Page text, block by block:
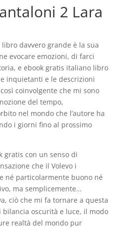
2 Lara
davvero grande è la sua
evocare emozioni, di farci
e ebook gratis italiano libro
inquietanti e le descrizioni
coinvolgente che mi sono
del tempo,
nel mondo che l’autore ha
i giorni fino al prossimo
gratis con un senso di
che il Volevo i
né particolarmente buono né
ma semplicemente…
ciò che mi fa tornare a questa
oscurità e luce, il modo
realtà del mondo pur